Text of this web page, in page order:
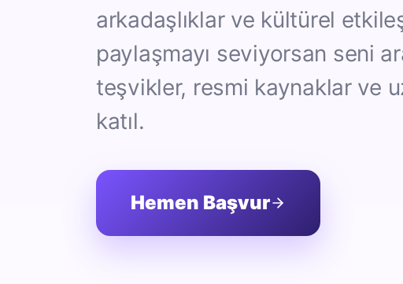
arkadaşlıklar ve kültürel
paylaşmayı seviyorsan seni
teşvikler, resmi kaynaklar ve
katıl.
Hemen Başvur